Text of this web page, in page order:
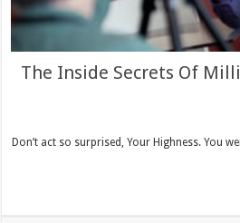
The Inside Secrets Of
Don’t act so surprised, Your Highness. You